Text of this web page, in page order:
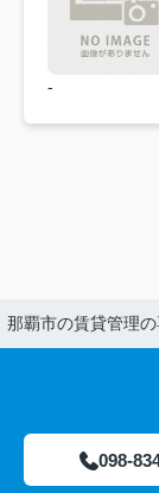
-
那覇市の賃貸管理
098-